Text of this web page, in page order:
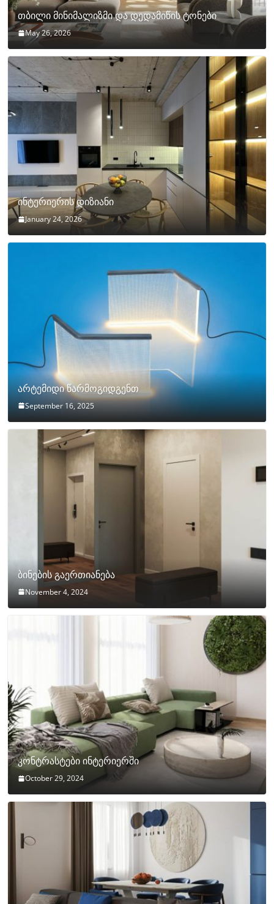
თბილი მინიმალიზმი და დედამიწის ტონები
May 26, 2026
ინტერიერის დიზიანი
January 24, 2026
არტემიდი წარმოგიდგენთ
September 16, 2025
ბინების გაერთიანება
November 4, 2024
კონტრასტები ინტერიერში
October 29, 2024